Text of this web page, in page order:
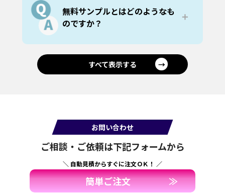
方法の詳細はご注文時に改めてお送りい
たします。
力可能ですが、希望サイズに解像度が足
りているかの確認をいたします。
合により不具合が起こりやすく、こうし
た不具合を調整する必要があります。
無料サンプルとはどのようなも
のですか？
＋
無料サンプルは、用途に応じて2種類の方
法でご提供しています。
➀材質を確認したい場合
シートがまだ決まっていない方には、は
色味や文字の見え方などを確認したい方
には、ご提供いただいたデータをA4サイ
ズで出力したサンプルをお送りします。
すべて表示する →
お問い合わせ
ご相談・ご依頼は下記フォームから
＼ 自動見積からすぐに注文ＯＫ！ ／
簡単ご注文 ≫